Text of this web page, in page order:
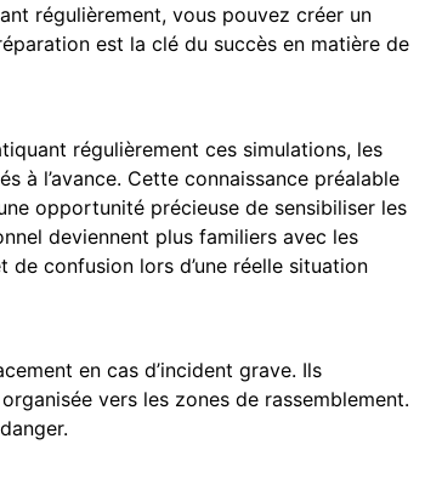
régulièrement, vous pouvez créer un
est la clé du succès en matière de
régulièrement ces simulations, les
à l’avance. Cette connaissance préalable
opportunité précieuse de sensibiliser les
deviennent plus familiers avec les
confusion lors d’une réelle situation
en cas d’incident grave. Ils
vers les zones de rassemblement.